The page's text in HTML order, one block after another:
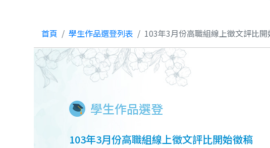
首頁 學生作品選登列表 103年3月份高職組線上徵文評比開
學生作品選登
103年3月份高職組線上徵文評比開始徵稿